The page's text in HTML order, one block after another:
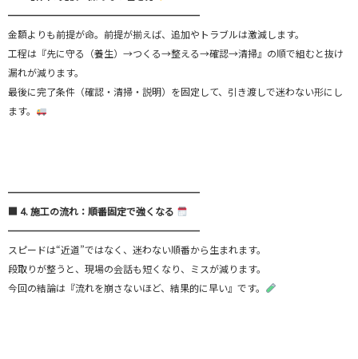
━━━━━━━━━━━━━━━━━━━━
金額よりも前提が命。前提が揃えば、追加やトラブルは激減します。
工程は『先に守る（養生）→つくる→整える→確認→清掃』の順で組むと抜け
漏れが減ります。
最後に完了条件（確認・清掃・説明）を固定して、引き渡しで迷わない形にし
ます。
━━━━━━━━━━━━━━━━━━━━
■ 4. 施工の流れ：順番固定で強くなる
━━━━━━━━━━━━━━━━━━━━
スピードは“近道”ではなく、迷わない順番から生まれます。
段取りが整うと、現場の会話も短くなり、ミスが減ります。
今回の結論は『流れを崩さないほど、結果的に早い』です。